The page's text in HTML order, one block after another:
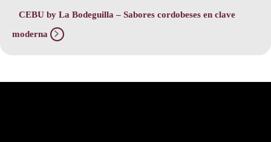
CEBU by La Bodeguilla – Sabores cordobeses en clave
moderna